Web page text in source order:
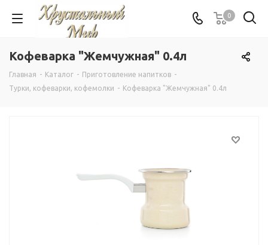
0
Кофеварка "Жемчужная" 0.4л
Главная - Каталог - Приготовление напитков -
Турки, кофеварки, кофемолки - Кофеварка "Жемчужная" 0.4л